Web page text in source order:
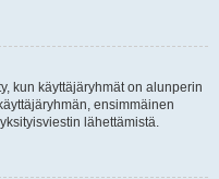
kun käyttäjäryhmät on alunperin
ensimmäinen
lähettämistä.